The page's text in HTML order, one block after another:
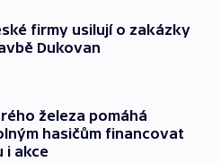
firmy usilují o zakázky
Dukovan
železa pomáhá
hasičům financovat
i akce